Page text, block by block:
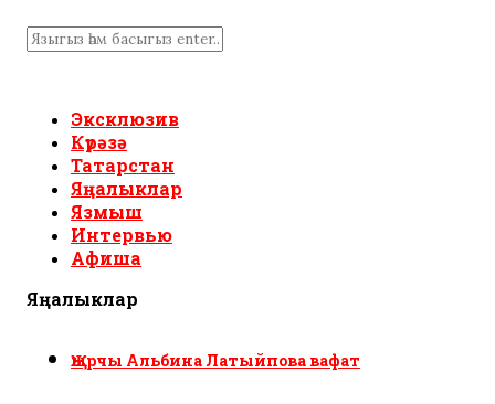
Эксклюзив
Күрәзә
Татарстан
Яңалыклар
Язмыш
Интервью
Афиша
Яңалыклар
Җырчы Альбина Латыйпова вафат